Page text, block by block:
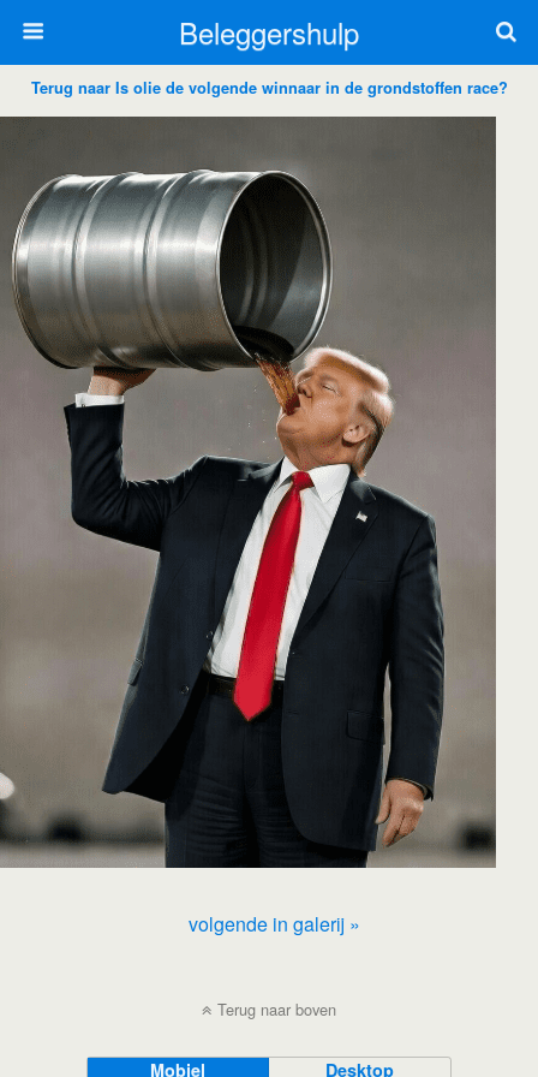
Beleggershulp
Terug naar Is olie de volgende winnaar in de grondstoffen race?
volgende in galerij »
Terug naar boven
Mobiel Desktop